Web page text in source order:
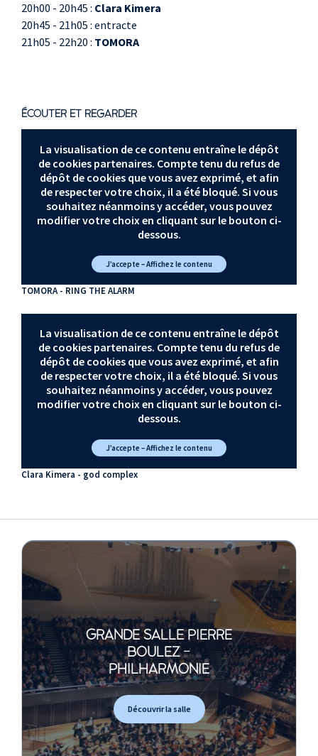
20h00 - 20h45 : Clara Kimera
20h45 - 21h05 : entracte
21h05 - 22h20 : TOMORA
ÉCOUTER ET REGARDER
La visualisation de ce contenu entraîne le dépôt
de cookies partenaires. Compte tenu du refus de
dépôt de cookies que vous avez exprimé, et afin
de respecter votre choix, il a été bloqué. Si vous
souhaitez néanmoins y accéder, vous pouvez
modifier votre choix en cliquant sur le bouton ci-
dessous.
J’accepte – Affichez le contenu
TOMORA - RING THE ALARM
La visualisation de ce contenu entraîne le dépôt
de cookies partenaires. Compte tenu du refus de
dépôt de cookies que vous avez exprimé, et afin
de respecter votre choix, il a été bloqué. Si vous
souhaitez néanmoins y accéder, vous pouvez
modifier votre choix en cliquant sur le bouton ci-
dessous.
J’accepte – Affichez le contenu
Clara Kimera - god complex
GRANDE SALLE PIERRE
BOULEZ -
PHILHARMONIE
Découvrir la salle